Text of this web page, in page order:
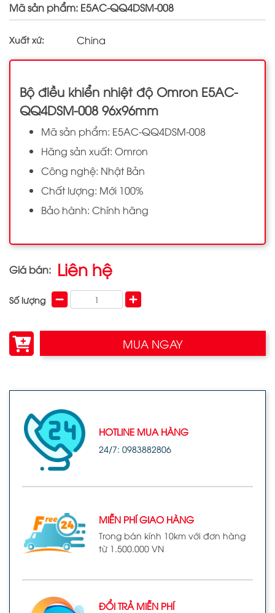
Mã sản phẩm: E5AC-QQ4DSM-008
Xuất xứ: China
Bộ điều khiển nhiệt độ Omron E5AC-
QQ4DSM-008 96x96mm
Mã sản phẩm: E5AC-QQ4DSM-008
Hãng sản xuất: Omron
Công nghệ: Nhật Bản
Chất lượng: Mới 100%
Bảo hành: Chính hãng
Giá bán: Liên hệ
Số lượng
MUA NGAY
HOTLINE MUA HÀNG
24/7: 0983882806
MIỄN PHÍ GIAO HÀNG
Trong bán kính 10km với đơn hàng
từ 1.500.000 VN
ĐỔI TRẢ MIỄN PHÍ